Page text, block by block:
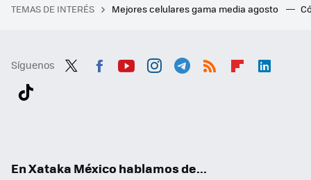
TEMAS DE INTERÉS Mejores celulares gama media agosto
Síguenos
En Xataka México hablamos de...